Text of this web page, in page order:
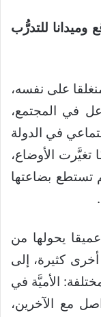
وميدانا للتدرُّب
على نفسه،
في المجتمع،
في الدولة
تغيَّرت الأوضاع،
تستطع بضاعتها
يحولها من
كثيرة، إلى
الأميَّة في
مع الآخرين،